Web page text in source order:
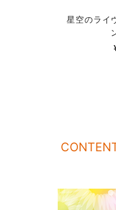
星空のライ